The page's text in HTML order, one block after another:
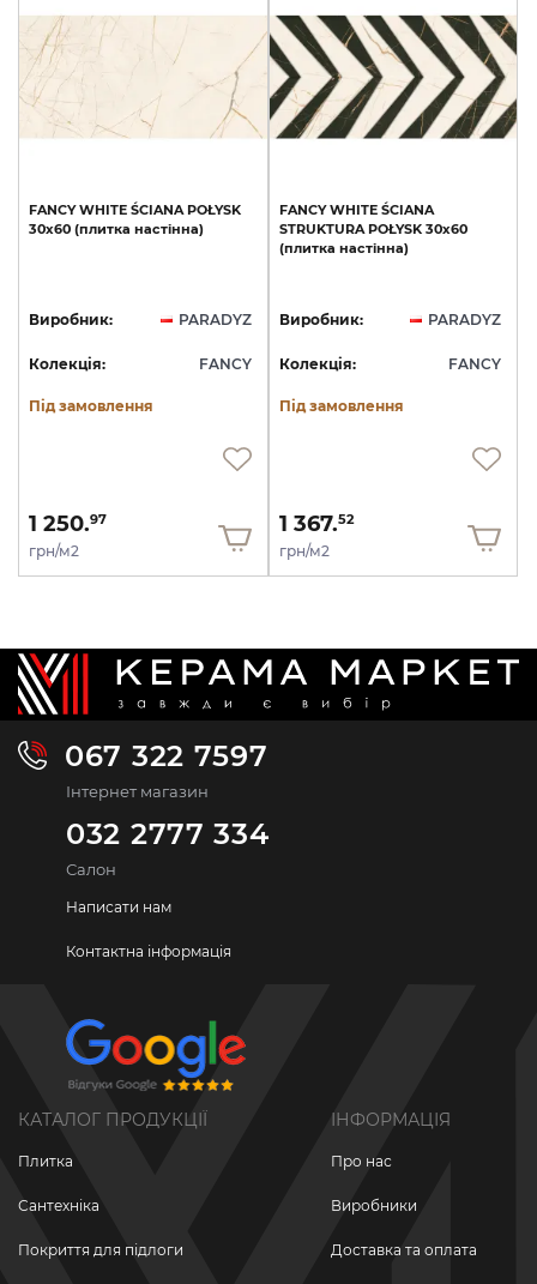
FANCY WHITE ŚCIANA POŁYSK
30х60 (плитка настінна)
Виробник: PARADYZ
Колекція: FANCY
Під замовлення
1 250.97
грн/м2
FANCY WHITE ŚCIANA
STRUKTURA POŁYSK 30х60
(плитка настінна)
Виробник: PARADYZ
Колекція: FANCY
Під замовлення
1 367.52
грн/м2
067 322 7597
Інтернет магазин
032 2777 334
Салон
Написати нам
Контактна інформація
КАТАЛОГ ПРОДУКЦІЇ
Плитка
Сантехніка
Покриття для підлоги
ІНФОРМАЦІЯ
Про нас
Виробники
Доставка та оплата